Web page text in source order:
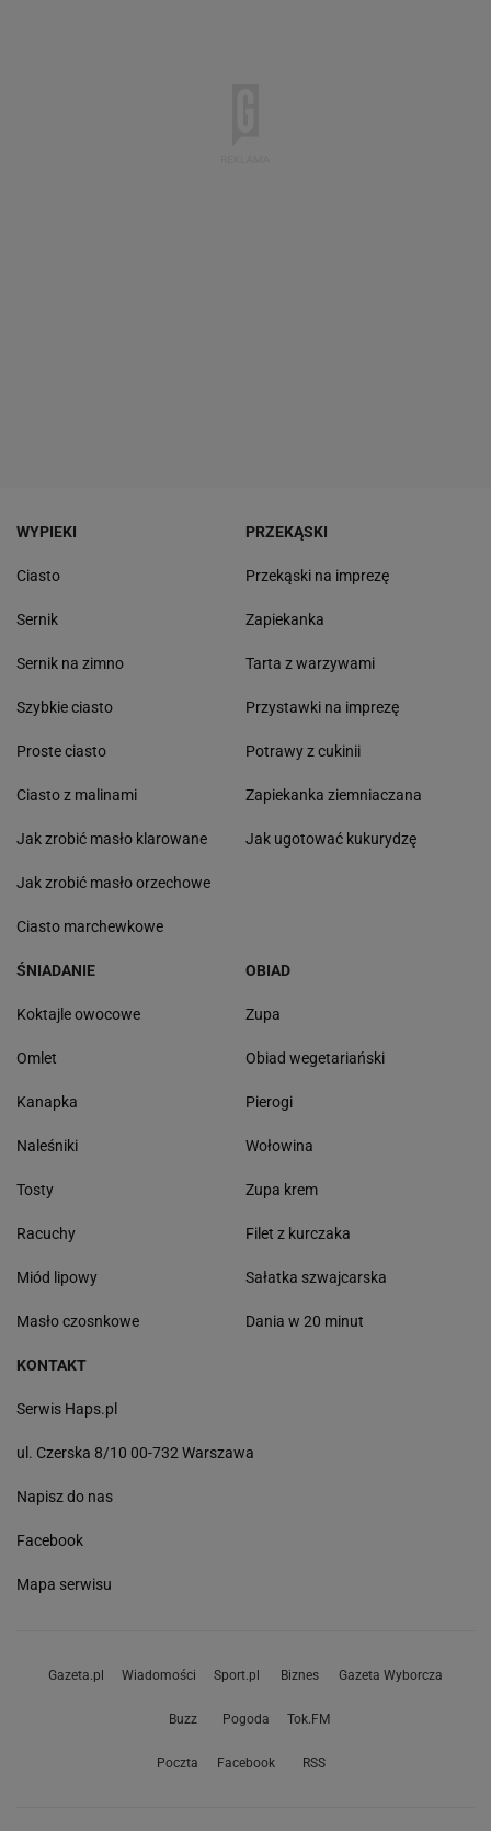
WYPIEKI
Ciasto
Sernik
Sernik na zimno
Szybkie ciasto
Proste ciasto
Ciasto z malinami
Jak zrobić masło klarowane
Jak zrobić masło orzechowe
Ciasto marchewkowe
PRZEKĄSKI
Przekąski na imprezę
Zapiekanka
Tarta z warzywami
Przystawki na imprezę
Potrawy z cukinii
Zapiekanka ziemniaczana
Jak ugotować kukurydzę
ŚNIADANIE
Koktajle owocowe
Omlet
Kanapka
Naleśniki
Tosty
Racuchy
Miód lipowy
Masło czosnkowe
OBIAD
Zupa
Obiad wegetariański
Pierogi
Wołowina
Zupa krem
Filet z kurczaka
Sałatka szwajcarska
Dania w 20 minut
KONTAKT
Serwis Haps.pl
ul. Czerska 8/10 00-732 Warszawa
Napisz do nas
Facebook
Mapa serwisu
Gazeta.pl Wiadomości Sport.pl Biznes Gazeta Wyborcza
Buzz Pogoda Tok.FM
Poczta Facebook RSS